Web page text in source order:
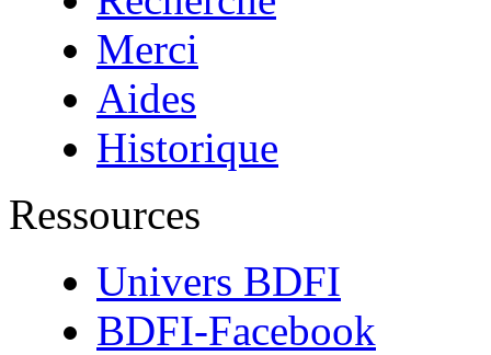
Merci
Aides
Historique
Ressources
Univers BDFI
BDFI-Facebook